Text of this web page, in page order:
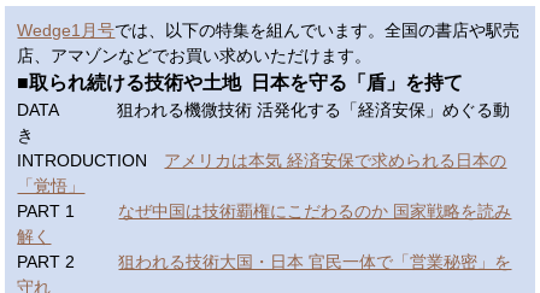
Wedge1月号では、以下の特集を組んでいます。全国の書店や駅売
店、アマゾンなどでお買い求めいただけます。
■取られ続ける技術や土地 日本を守る「盾」を持て
DATA 狙われる機微技術 活発化する「経済安保」めぐる動
き
INTRODUCTION アメリカは本気 経済安保で求められる日本の
「覚悟」
PART 1 なぜ中国は技術覇権にこだわるのか 国家戦略を読み
解く
PART 2狙われる技術大国・日本 官民一体で「営業秘密」を
守れ